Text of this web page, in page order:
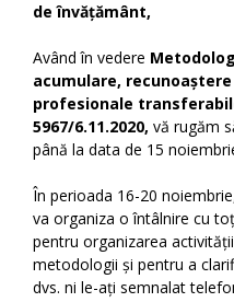
de învățământ,
Având în vedere
acumulare,
profesionale
5967/6.11.2020, vă rugăm
până la data de 15
În perioada 16-20
va organiza o întâlnire cu
pentru organizarea
metodologii și pentru a
dvs. ni le-ați semnalat